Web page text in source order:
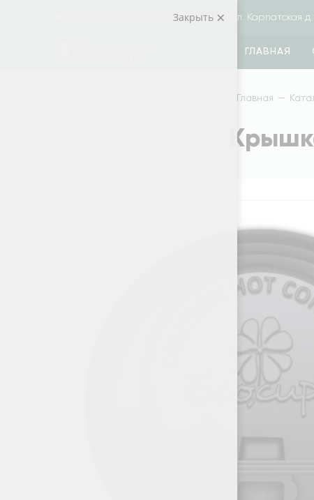
Россия, 192289, г. Санкт-Петербург, ул. Карпатская
ГЛАВНАЯ
Главная —
Закрыть